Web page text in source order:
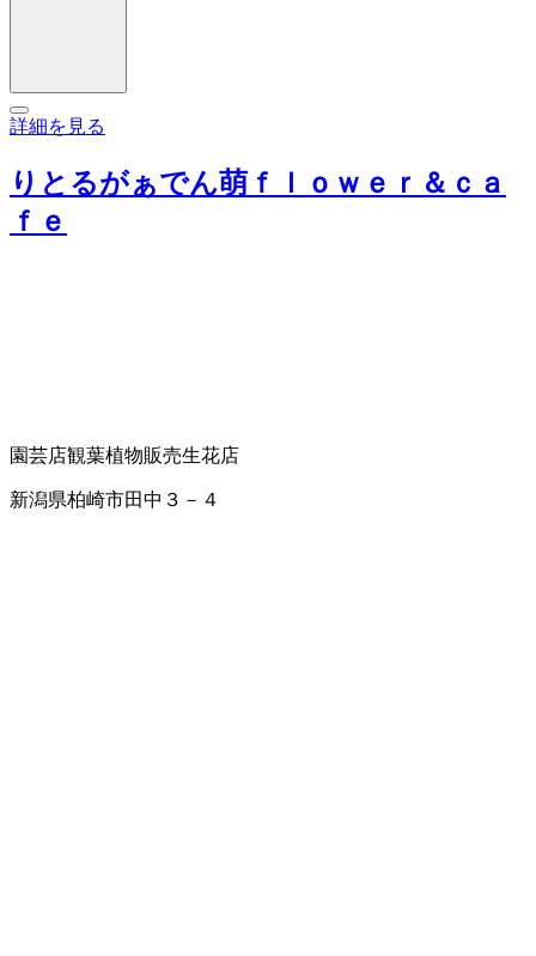
詳細を見る
りとるがぁでん萌ｆｌｏｗｅｒ＆ｃａ
ｆｅ
園芸店観葉植物販売生花店
新潟県柏崎市田中３－４